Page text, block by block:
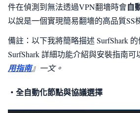
件在偵測到無法透過VPN翻墻時會自
以說是一個實現簡易翻墻的高品質SS
備註：以下我將簡略描述 SurfShark
SurfShark 詳細功能介紹與安裝指南可
用指南』一文。
・全自動化節點與協議選擇